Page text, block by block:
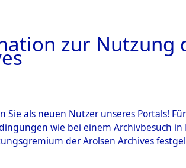
zur Nutzung
Sie als neuen Nutzer unseres Portals!
wie bei einem Archivbesuch
der Arolsen Archives